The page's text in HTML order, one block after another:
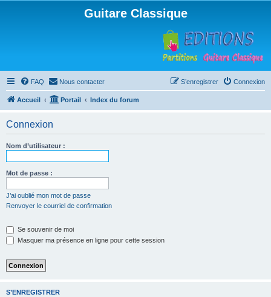
Guitare Classique
FAQ Nous contacter Connexion
S’enregistrer
Accueil Portail Index du forum
Connexion
Nom d’utilisateur :
Mot de passe :
J’ai oublié mon mot de passe
Renvoyer le courriel de confirmation
Se souvenir de moi
Masquer ma présence en ligne pour cette session
S’ENREGISTRER